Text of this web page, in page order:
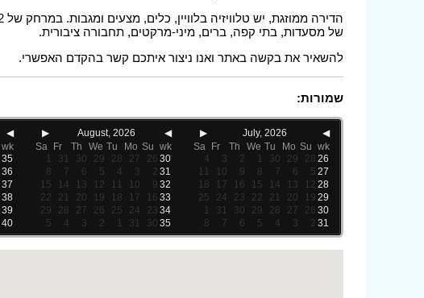
של מסעדות, בתי קפה, ברים, מיני-מרקטים, תחבורה ציבורית.
להשאיר את בקשה באתר ואנו ניצור איתכם קשר בהקדם האפשרי.
שמורות:
◀
July, 2026
▶
wk
Su
Mo
Tu
We
Th
Fr
Sa
26
28
29
30
1
2
3
4
27
5
6
7
8
9
10
11
28
12
13
14
15
16
17
18
29
19
20
21
22
23
24
25
30
26
27
28
29
30
31
1
31
2
3
4
5
6
7
8
◀
August, 2026
▶
wk
Su
Mo
Tu
We
Th
Fr
Sa
30
26
27
28
29
30
31
1
31
2
3
4
5
6
7
8
32
9
10
11
12
13
14
15
33
16
17
18
19
20
21
22
34
23
24
25
26
27
28
29
35
30
31
1
2
3
4
5
◀
wk
35
36
37
38
39
40